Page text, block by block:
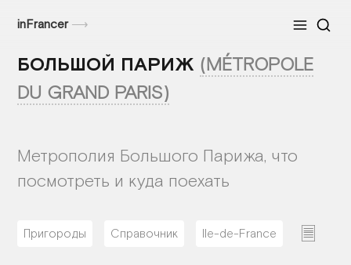
inFrancer⟶ Меню
БОЛЬШОЙ ПАРИЖ (MÉTROPOLE
DU GRAND PARIS)
Метрополия Большого Парижа, что
посмотреть и куда поехать
Пригороды Справочник Ile-de-France